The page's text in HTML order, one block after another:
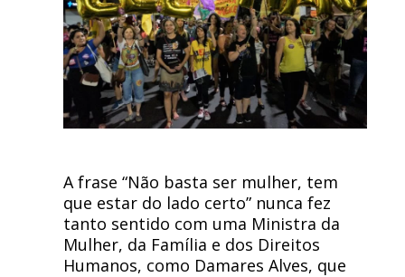
A frase “Não basta ser mulher, tem
que estar do lado certo” nunca fez
tanto sentido com uma Ministra da
Mulher, da Família e dos Direitos
Humanos, como Damares Alves, que